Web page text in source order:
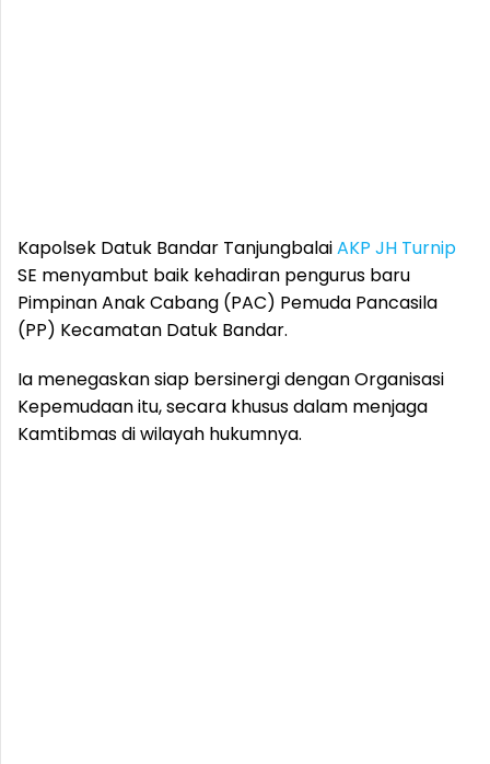
Kapolsek Datuk Bandar TanjungbalaiAKP JH Turnip
SE menyambut baik kehadiran pengurus baru
Pimpinan Anak Cabang (PAC) Pemuda Pancasila
(PP) Kecamatan Datuk Bandar.
Ia menegaskan siap bersinergi dengan Organisasi
Kepemudaan itu, secara khusus dalam menjaga
Kamtibmas di wilayah hukumnya.